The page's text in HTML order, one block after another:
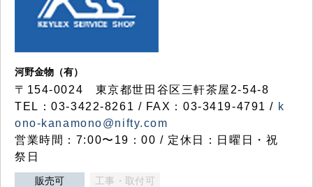
河野金物（有）
〒154-0024 東京都世田谷区三軒茶屋2-54-8
TEL：03-3422-8261 / FAX：03-3419-4791 / k
ono-kanamono@nifty.com
営業時間：7:00〜19：00 / 定休日：日曜日・祝
祭日
販売可 工事・取付可